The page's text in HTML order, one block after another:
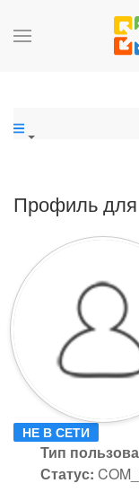
Профиль
НЕ В СЕТИ
Тип
Статус: